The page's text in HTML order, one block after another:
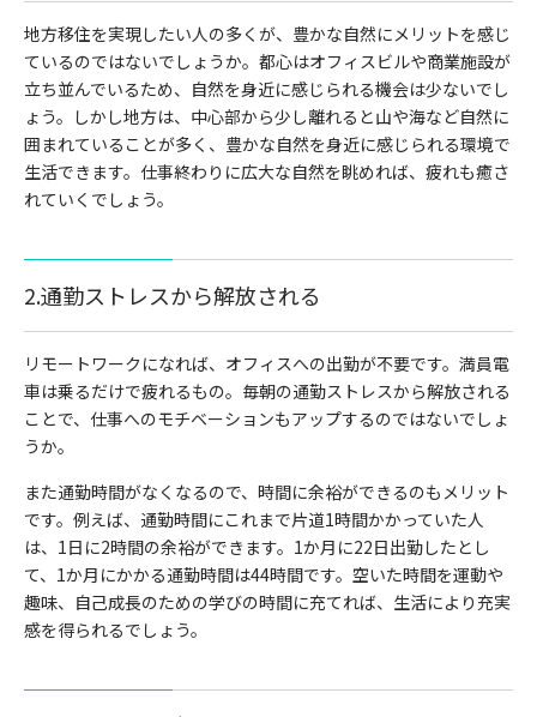
地方移住を実現したい人の多くが、豊かな自然にメリットを感じ
ているのではないでしょうか。都心はオフィスビルや商業施設が
立ち並んでいるため、自然を身近に感じられる機会は少ないでし
ょう。しかし地方は、中心部から少し離れると山や海など自然に
囲まれていることが多く、豊かな自然を身近に感じられる環境で
生活できます。仕事終わりに広大な自然を眺めれば、疲れも癒さ
れていくでしょう。
2.通勤ストレスから解放される
リモートワークになれば、オフィスへの出勤が不要です。満員電
車は乗るだけで疲れるもの。毎朝の通勤ストレスから解放される
ことで、仕事へのモチベーションもアップするのではないでしょ
うか。
また通勤時間がなくなるので、時間に余裕ができるのもメリット
です。例えば、通勤時間にこれまで片道1時間かかっていた人
は、1日に2時間の余裕ができます。1か月に22日出勤したとし
て、1か月にかかる通勤時間は44時間です。 空いた時間を運動や
趣味、自己成長のための学びの時間に充てれば、生活により充実
感を得られるでしょう。